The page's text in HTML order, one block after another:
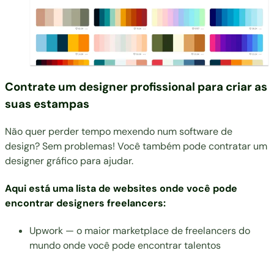
Contrate um designer profissional para criar as
suas estampas
Não quer perder tempo mexendo num software de
design? Sem problemas! Você também pode contratar um
designer gráfico para ajudar.
Aqui está uma lista de websites onde você pode
encontrar designers freelancers:
Upwork — o maior marketplace de freelancers do
mundo onde você pode encontrar talentos